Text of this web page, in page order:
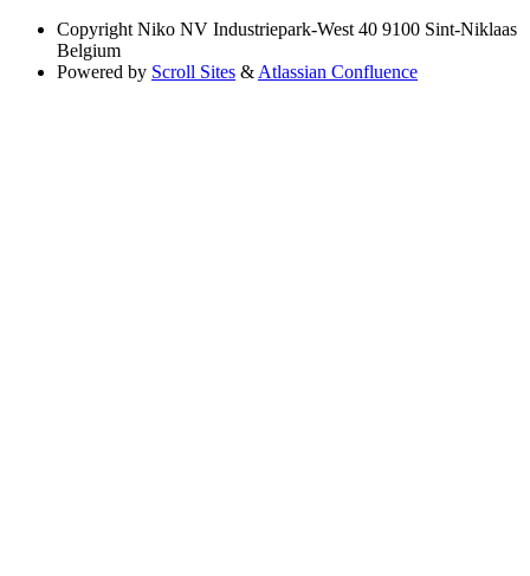
Copyright Niko NV Industriepark-West 40 9100 Sint-Niklaas
Belgium
Powered by Scroll Sites & Atlassian Confluence